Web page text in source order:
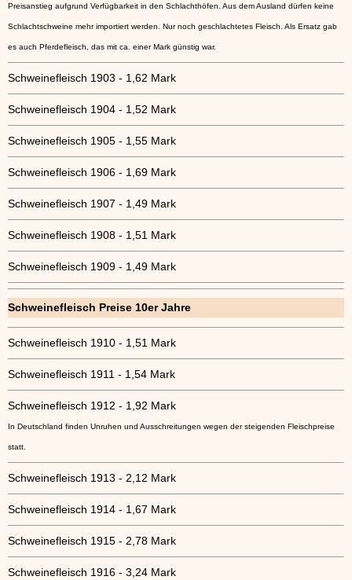
Preisanstieg aufgrund Verfügbarkeit in den Schlachthöfen. Aus dem Ausland dürfen keine
Schlachtschweine mehr importiert werden. Nur noch geschlachtetes Fleisch. Als Ersatz gab
es auch Pferdefleisch, das mit ca. einer Mark günstig war.
Schweinefleisch 1903 - 1,62 Mark
Schweinefleisch 1904 - 1,52 Mark
Schweinefleisch 1905 - 1,55 Mark
Schweinefleisch 1906 - 1,69 Mark
Schweinefleisch 1907 - 1,49 Mark
Schweinefleisch 1908 - 1,51 Mark
Schweinefleisch 1909 - 1,49 Mark
Schweinefleisch Preise 10er Jahre
Schweinefleisch 1910 - 1,51 Mark
Schweinefleisch 1911 - 1,54 Mark
Schweinefleisch 1912 - 1,92 Mark
In Deutschland finden Unruhen und Ausschreitungen wegen der steigenden Fleischpreise
statt.
Schweinefleisch 1913 - 2,12 Mark
Schweinefleisch 1914 - 1,67 Mark
Schweinefleisch 1915 - 2,78 Mark
Schweinefleisch 1916 - 3,24 Mark